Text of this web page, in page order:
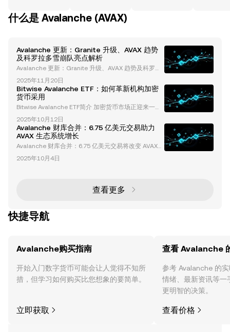
什么是 Avalanche (AVAX)
Avalanche 更新：Granite 升级、AVAX 趋势
及科罗拉多雪崩队亮点解析
Avalanche 更新：Granite 升级、AVAX 趋势及科罗拉
多雪崩队亮点解析 Avalanche 生态系统持续成为焦
点，将区块链技术与职业冰球世界紧密相连。从开创性
的 Granite 升级到最新的 AVAX 代币趋势，再到科罗拉
多雪崩队的赛季表现，这篇更新涵盖了您需要了解的一
切。 Avalanche Granite 升级：革新区块链技术 Avala
nche 网络推出了 Granite 升
2025年11月20日
Bitwise Avalanche ETF：如何革新机构加密
货币采用
Bitwise Avalanche ETF简介 加密货币市场正迎来一个
关键时刻，Bitwise提出了Avalanche ETF的申请。Bitw
ise资产管理公司已向美国证券交易委员会（SEC）提
交了现货Avalanche（AVAX）ETF的申请，旨在为机构
投资者提供直接接触AVAX代币的机会。这一举措使Bit
wise直接与VanEck和Grayscale等行业领导者竞争，
突显了对Avalanche
2025年10月12日
Avalanche 财库合并：6.75 亿美元交易助力
AVAX 生态系统增长
Avalanche 财库合并：6.75 亿美元交易将改变 AVAX
生态系统 加密货币行业迎来了一项突破性发展，Avala
nche Treasury Co.（AVAT）与 Mountain Lake Acqui
的 AVAX 代币财库，旨在将 Avalanche 打造成企业级
2025年10月4日
查看更多
快捷导航
Avalanche购买指南
开始入门数字货币可能会让人觉得不知所
措，但学习如何购买比您想象的要简单。
立即获取
查看 Avalanche
参考 Avalanche 的
情绪、最新资讯等一
更明智的决策。
查看价格